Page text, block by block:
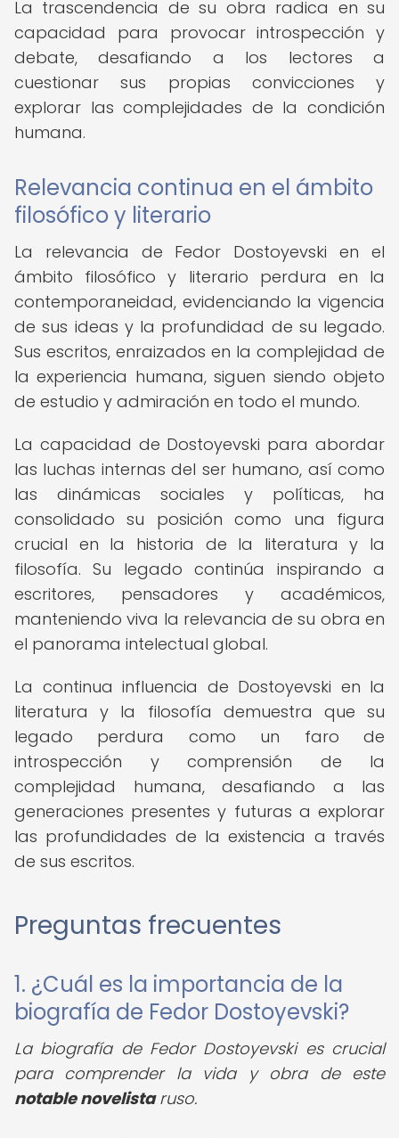
La trascendencia de su obra radica en su
capacidad para provocar introspección y
debate, desafiando a los lectores a
cuestionar sus propias convicciones y
explorar las complejidades de la condición
humana.
Relevancia continua en el ámbito
filosófico y literario
La relevancia de Fedor Dostoyevski en el
ámbito filosófico y literario perdura en la
contemporaneidad, evidenciando la vigencia
de sus ideas y la profundidad de su legado.
Sus escritos, enraizados en la complejidad de
la experiencia humana, siguen siendo objeto
de estudio y admiración en todo el mundo.
La capacidad de Dostoyevski para abordar
las luchas internas del ser humano, así como
las dinámicas sociales y políticas, ha
consolidado su posición como una figura
crucial en la historia de la literatura y la
filosofía. Su legado continúa inspirando a
escritores, pensadores y académicos,
manteniendo viva la relevancia de su obra en
el panorama intelectual global.
La continua influencia de Dostoyevski en la
literatura y la filosofía demuestra que su
legado perdura como un faro de
introspección y comprensión de la
complejidad humana, desafiando a las
generaciones presentes y futuras a explorar
las profundidades de la existencia a través
de sus escritos.
Preguntas frecuentes
1. ¿Cuál es la importancia de la
biografía de Fedor Dostoyevski?
La biografía de Fedor Dostoyevski es crucial
para comprender la vida y obra de este
notable novelistaruso.